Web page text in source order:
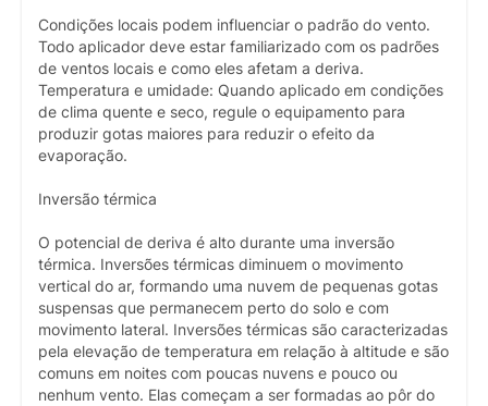
Condições locais podem influenciar o padrão do vento.
Todo aplicador deve estar familiarizado com os padrões
de ventos locais e como eles afetam a deriva.
Temperatura e umidade: Quando aplicado em condições
de clima quente e seco, regule o equipamento para
produzir gotas maiores para reduzir o efeito da
evaporação.
Inversão térmica
O potencial de deriva é alto durante uma inversão
térmica. Inversões térmicas diminuem o movimento
vertical do ar, formando uma nuvem de pequenas gotas
suspensas que permanecem perto do solo e com
movimento lateral. Inversões térmicas são caracterizadas
pela elevação de temperatura em relação à altitude e são
comuns em noites com poucas nuvens e pouco ou
nenhum vento. Elas começam a ser formadas ao pôr do